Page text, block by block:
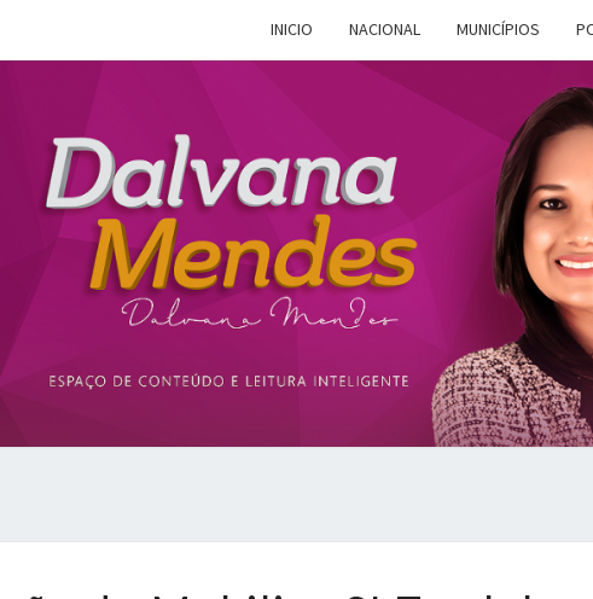
INICIO NACIONAL MUNICÍPIOS
Espaço De
Conteúdo E
Inteligente